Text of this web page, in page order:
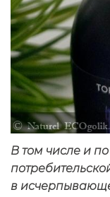
В том числе и
в